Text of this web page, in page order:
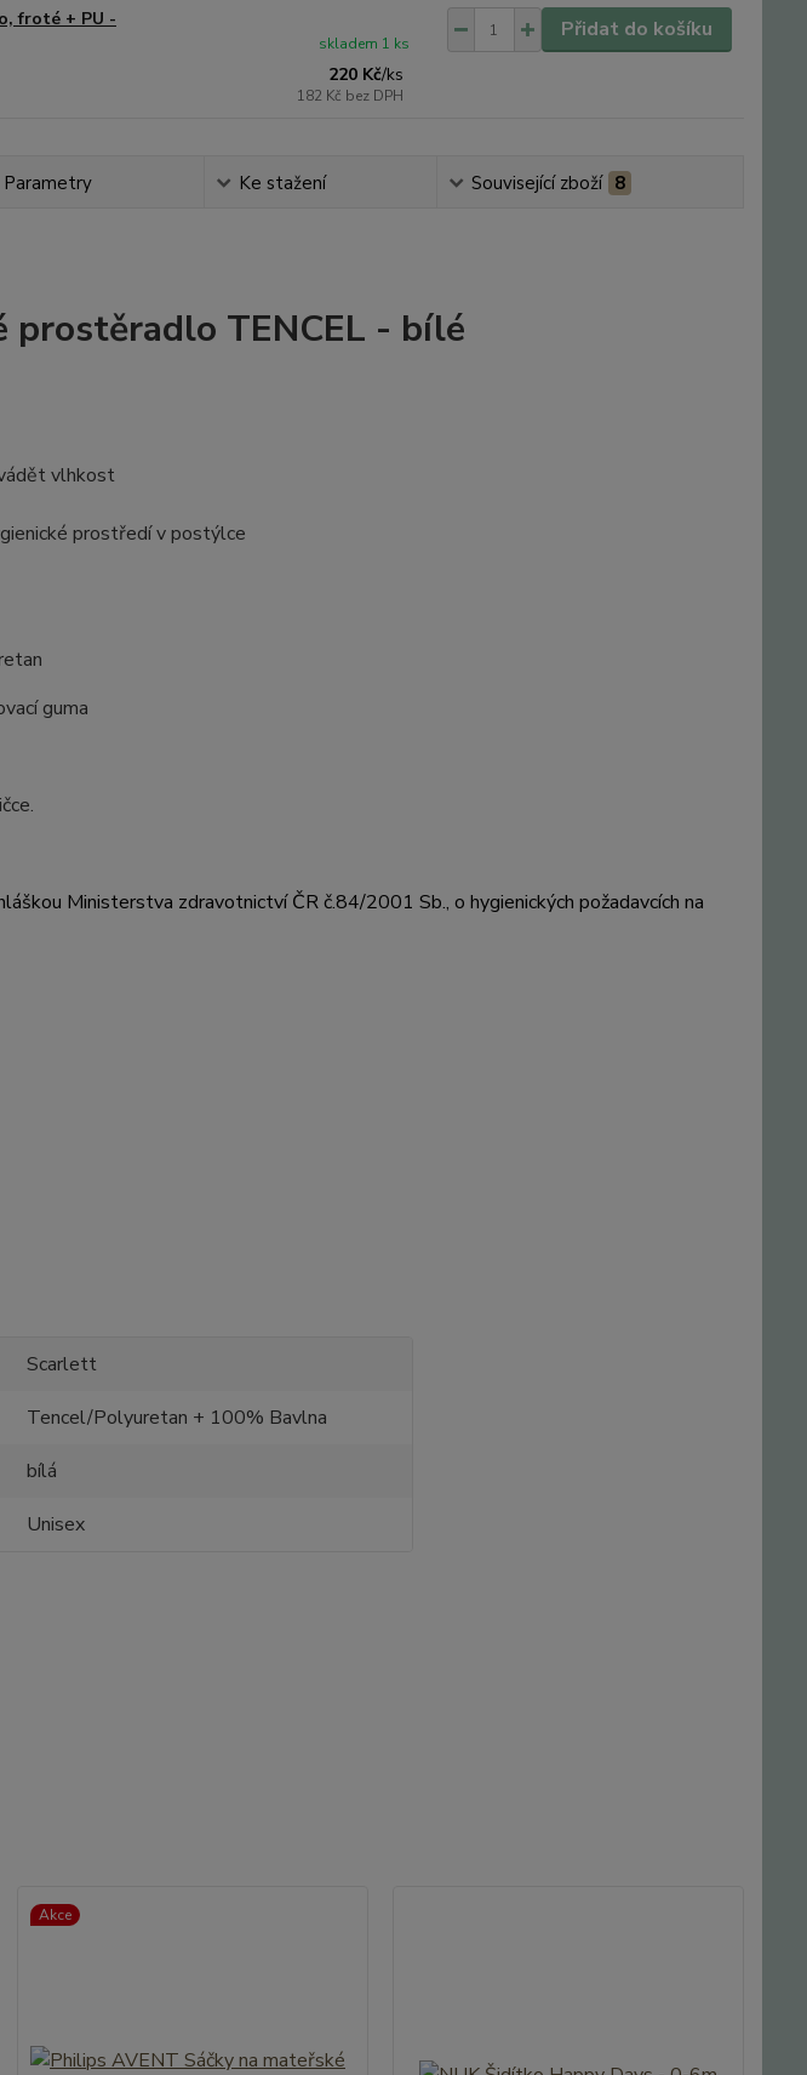
froté + PU -
220 Kč/ks
182 Kč bez DPH
skladem 1 ks
Přidat do košíku
Parametry Ke stažení Související zboží 8
TENCEL - bílé
vlhkost
prostředí v postýlce
guma
Ministerstva zdravotnictví ČR č.84/2001 Sb., o hygienických požadavcích na
Scarlett
Tencel/Polyuretan + 100% Bavlna
bílá
Unisex
Akce